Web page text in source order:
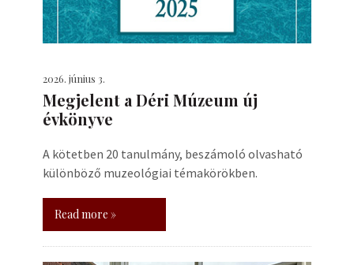
2026. június 3.
Megjelent a Déri Múzeum új
évkönyve
A kötetben 20 tanulmány, beszámoló olvasható
különböző muzeológiai témakörökben.
Read more »